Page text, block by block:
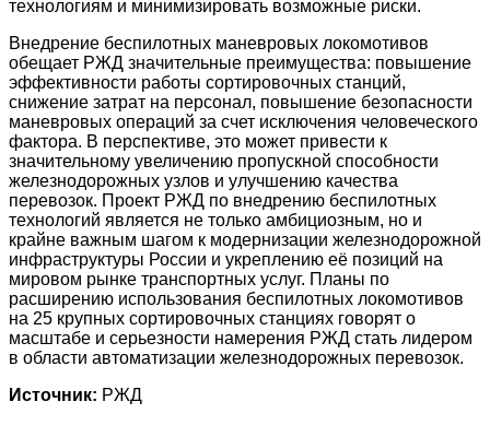
технологиям и минимизировать возможные риски.
Внедрение беспилотных маневровых локомотивов
обещает РЖД значительные преимущества: повышение
эффективности работы сортировочных станций,
снижение затрат на персонал, повышение безопасности
маневровых операций за счет исключения человеческого
фактора. В перспективе, это может привести к
значительному увеличению пропускной способности
железнодорожных узлов и улучшению качества
перевозок. Проект РЖД по внедрению беспилотных
технологий является не только амбициозным, но и
крайне важным шагом к модернизации железнодорожной
инфраструктуры России и укреплению её позиций на
мировом рынке транспортных услуг. Планы по
расширению использования беспилотных локомотивов
на 25 крупных сортировочных станциях говорят о
масштабе и серьезности намерения РЖД стать лидером
в области автоматизации железнодорожных перевозок.
Источник: РЖД